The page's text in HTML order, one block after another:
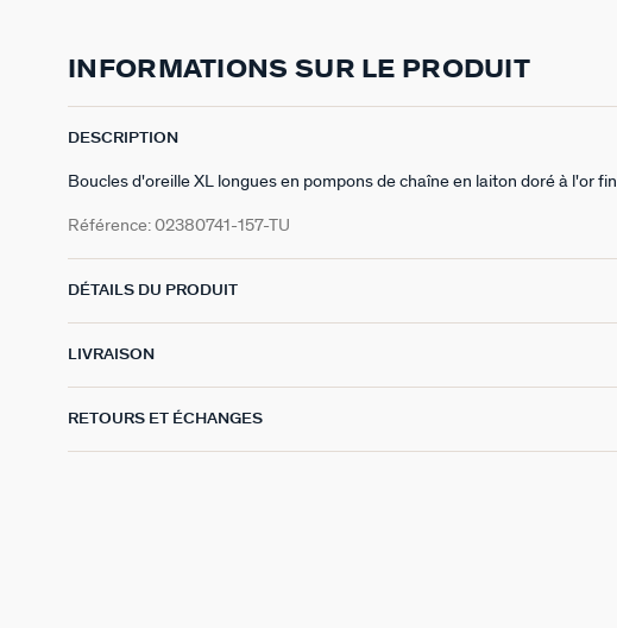
INFORMATIONS SUR LE PRODUIT
DESCRIPTION
Boucles d'oreille XL longues en pompons de chaîne en laiton doré à l'or fin.
Référence: 02380741-157-TU
DÉTAILS DU PRODUIT
LIVRAISON
RETOURS ET ÉCHANGES